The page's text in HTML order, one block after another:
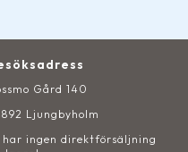
Gård 140
Ljungbyholm
har ingen direktförsäljning